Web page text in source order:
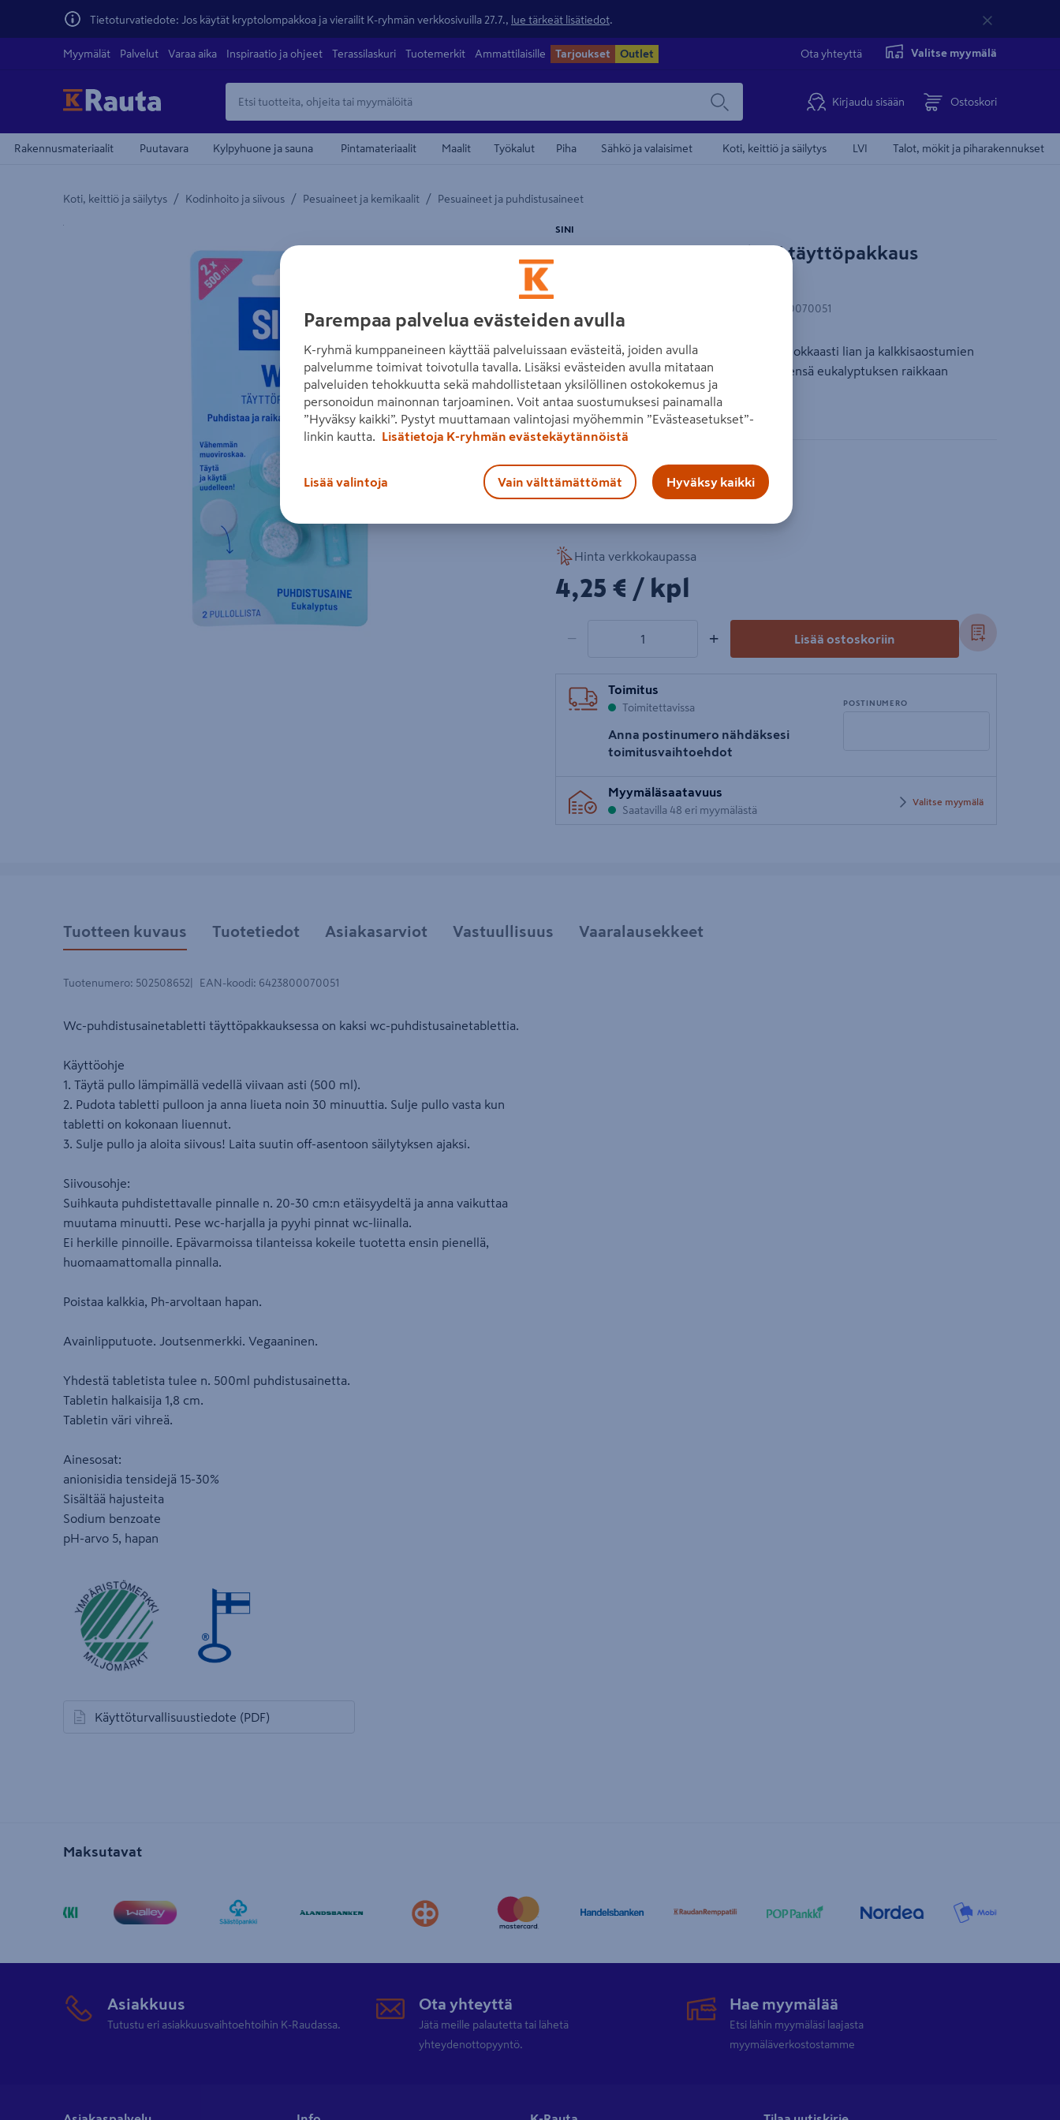
Tietoturvatiedote: Jos käytät kryptolompakkoa ja vierailit K-ryhmän verkkosivuilla 27.7., lue tärkeät lisätiedot
Myymälät Palvelut Varaa aika Inspiraatio ja ohjeet Terassilaskuri Tuotemerkit Ammattilaisille Tarjoukset Outlet Ota yhteyttä Valitse myymälä
Kirjaudu sisään Ostoskori
Rakennusmateriaalit Puutavara Kylpyhuone ja sauna Pintamateriaalit Maalit Työkalut Piha Sähkö ja valaisimet Koti, keittiö ja säilytys LVI Talot, mökit ja piharakennukset
Koti, keittiö ja säilytys / Kodinhoito ja siivous / Pesuaineet ja kemikaalit / Pesuaineet ja puhdistusaineet
Yksityiskohtainen kuvaus löytyy Tuotteen kuvaus -maamerkistä
Wc-puhdistusainetabletti täyttöpakkaus
SINI
6423800070051
Valkaiseva WC-puhdistusaine hyökkää tehokkaasti lian ja kalkkisaostumien
kimppuun. Se poistaa hajuja ja jättää jälkeensä eukalyptuksen raikkaan
tuoksun.
Lue koko tuotekuvaus
Katso vastuullisuustiedot
Hinta verkkokaupassa
4,25€/kpl
4,25 € / kpl
− + Lisää ostoskoriin
Toimitus
Toimitettavissa
Anna postinumero nähdäksesi
toimitusvaihtoehdot
POSTINUMERO
postinumero
Myymäläsaatavuus
Saatavilla 48 eri myymälästä
Valitse myymälä
Tuotteen kuvaus Tuotetiedot Asiakasarviot Vastuullisuus Vaaralausekkeet
Tuotenumero: 502508652 EAN-koodi: 6423800070051
Wc-puhdistusainetabletti täyttöpakkauksessa on kaksi wc-puhdistusainetablettia.
Käyttöohje
1. Täytä pullo lämpimällä vedellä viivaan asti (500 ml).
2. Pudota tabletti pulloon ja anna liueta noin 30 minuuttia. Sulje pullo vasta kun
tabletti on kokonaan liuennut.
3. Sulje pullo ja aloita siivous! Laita suutin off-asentoon säilytyksen ajaksi.
Siivousohje:
Suihkauta puhdistettavalle pinnalle n. 20-30 cm:n etäisyydeltä ja anna vaikuttaa
muutama minuutti. Pese wc-harjalla ja pyyhi pinnat wc-liinalla.
Ei herkille pinnoille. Epävarmoissa tilanteissa kokeile tuotetta ensin pienellä,
huomaamattomalla pinnalla.
Poistaa kalkkia, Ph-arvoltaan hapan.
Avainlipputuote. Joutsenmerkki. Vegaaninen.
Yhdestä tabletista tulee n. 500ml puhdistusainetta.
Tabletin halkaisija 1,8 cm.
Tabletin väri vihreä.
Ainesosat:
anionisidia tensidejä 15-30%
Sisältää hajusteita
Sodium benzoate
pH-arvo 5, hapan
Käyttöturvallisuustiedote (PDF)
avautuu uuteen välilehteen
Maksutavat
Asiakkuus
Tutustu eri asiakkuusvaihtoehtoihin K-Raudassa.
Ota yhteyttä
Jätä meille palautetta tai lähetä
yhteydenottopyyntö.
Hae myymälää
Etsi lähin myymäläsi laajasta
myymäläverkostostamme
Parempaa palvelua evästeiden avulla
K-ryhmä kumppaneineen käyttää palveluissaan evästeitä, joiden avulla
palvelumme toimivat toivotulla tavalla. Lisäksi evästeiden avulla mitataan
palveluiden tehokkuutta sekä mahdollistetaan yksilöllinen ostokokemus ja
personoidun mainonnan tarjoaminen. Voit antaa suostumuksesi painamalla
”Hyväksy kaikki”. Pystyt muuttamaan valintojasi myöhemmin ”Evästeasetukset”-
linkin kautta.
Lisätietoja K-ryhmän evästekäytännöistä
Lisää valintoja Vain välttämättömät Hyväksy kaikki